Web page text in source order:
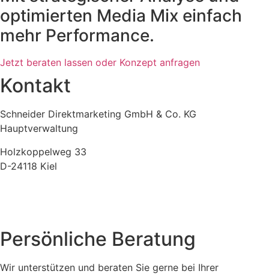
optimierten Media Mix einfach
mehr Performance.
Jetzt beraten lassen oder Konzept anfragen
Kontakt
Schneider Direktmarketing GmbH & Co. KG
Hauptverwaltung
Holzkoppelweg 33
D-24118 Kiel
Persönliche Beratung
Wir unterstützen und beraten Sie gerne bei Ihrer